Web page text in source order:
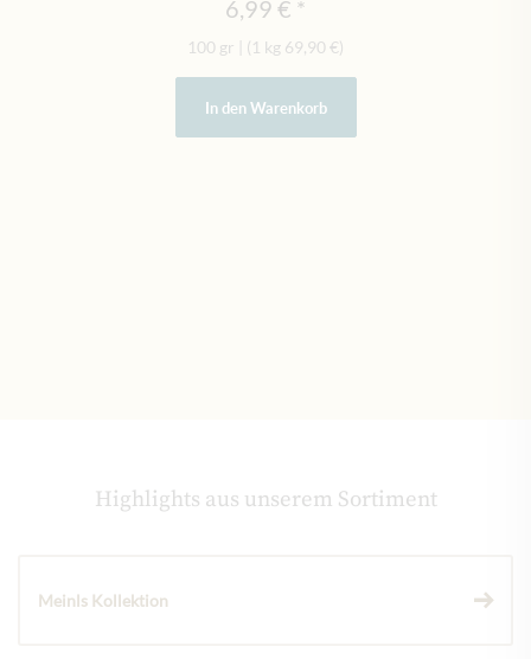
6,99 €
100 gr (1 kg 69,90 €)
In den Warenkorb
Highlights aus unserem Sortiment
Meinls Kollektion